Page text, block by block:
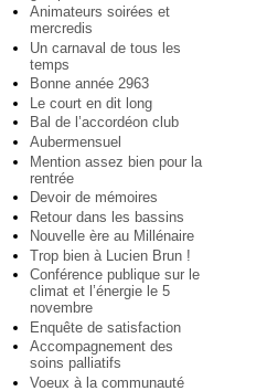
Animateurs soirées et
mercredis
Un carnaval de tous les
temps
Bonne année 2963
Le court en dit long
Bal de l’accordéon club
Aubermensuel
Mention assez bien pour la
rentrée
Devoir de mémoires
Retour dans les bassins
Nouvelle ère au Millénaire
Trop bien à Lucien Brun !
Conférence publique sur le
climat et l’énergie le 5
novembre
Enquête de satisfaction
Accompagnement des
soins palliatifs
Voeux à la communauté